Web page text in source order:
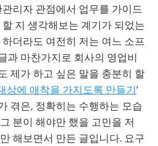
리자 관점에서 업무를 가이드
지 생각해보는 계기가 되었는
더라도 여전히 저는 여느 소프
과 마찬가지로 회사의 영업비
제가 하고 싶은 말을 충분히 할
상에 애착을 가지도록 만들기’
겪은, 정확히는 수행하는 모습
분이 해야만 했을 고민을 저
해보면서 만든 글입니다. 요구